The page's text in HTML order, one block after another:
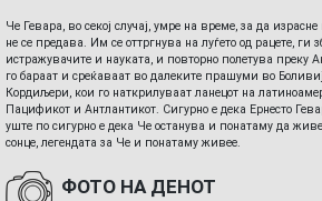
Че Гевара, во секој случај, умре на време, за да
не се предава. Им се оттргнува на луѓето од рацете, ги
истражувачите и науката, и повторно полетува преку
го бараат и среќаваат во далеките прашуми во
Кордиљери, кои го наткрилуваат ланецот на
Пацификот и Антлантикот. Сигурно е дека Ернесто
уште по сигурно е дека Че останува и понатаму да
сонце, легендата за Че и понатаму живее.
ФОТО НА ДЕНОТ